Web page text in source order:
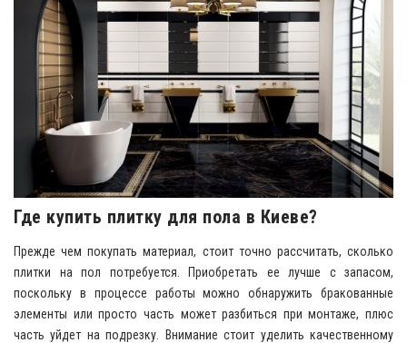
Где купить плитку для пола в Киеве?
Прежде чем покупать материал, стоит точно рассчитать, сколько
плитки на пол потребуется. Приобретать ее лучше с запасом,
поскольку в процессе работы можно обнаружить бракованные
элементы или просто часть может разбиться при монтаже, плюс
часть уйдет на подрезку. Внимание стоит уделить качественному